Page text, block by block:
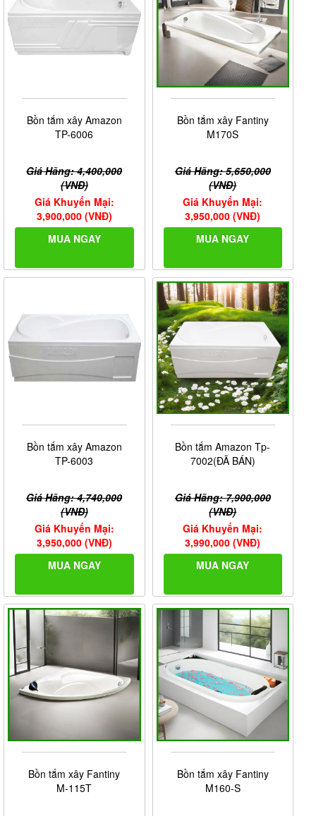
Bồn tắm xây Amazon
TP-6006
Giá Hãng: 4,400,000
(VNĐ)
Giá Khuyến Mại:
3,900,000 (VNĐ)
MUA NGAY
Bồn tắm xây Fantiny
M170S
Giá Hãng: 5,650,000
(VNĐ)
Giá Khuyến Mại:
3,950,000 (VNĐ)
MUA NGAY
Bồn tắm xây Amazon
TP-6003
Giá Hãng: 4,740,000
(VNĐ)
Giá Khuyến Mại:
3,950,000 (VNĐ)
MUA NGAY
Bồn tắm Amazon Tp-
7002(ĐÃ BÁN)
Giá Hãng: 7,900,000
(VNĐ)
Giá Khuyến Mại:
3,990,000 (VNĐ)
MUA NGAY
Bồn tắm xây Fantiny
M-115T
Bồn tắm xây Fantiny
M160-S